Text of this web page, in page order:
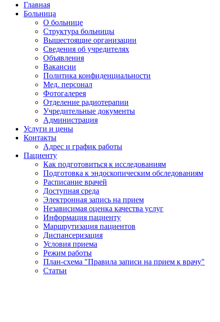
Главная
Больница
О больнице
Структура больницы
Вышестоящие организации
Сведения об учредителях
Объявления
Вакансии
Политика конфиденциальности
Мед. персонал
Фотогалерея
Отделение радиотерапии
Учредительные документы
Администрация
Услуги и цены
Контакты
Адрес и график работы
Пациенту
Как подготовиться к исследованиям
Подготовка к эндоскопическим обследованиям
Расписание врачей
Доступная среда
Электронная запись на прием
Независимая оценка качества услуг
Информация пациенту
Маршрутизация пациентов
Диспансеризация
Условия приема
Режим работы
План-схема "Правила записи на прием к врачу"
Статьи